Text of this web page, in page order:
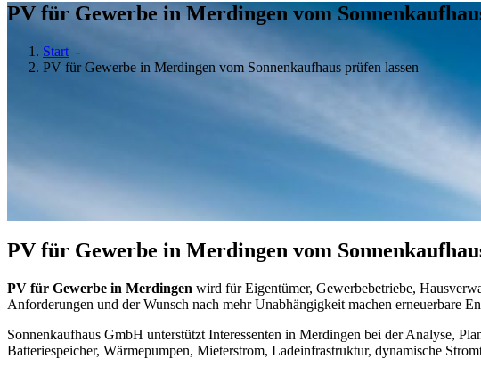
PV für Gewerbe in Merdingen vom
Start -
PV für Gewerbe in Merdingen vom Sonnenkaufhaus prüfen lassen
PV für Gewerbe in Merdingen vom
PV für Gewerbe in Merdingen wird für Eigentümer, Gewerbebetriebe,
Anforderungen und der Wunsch nach mehr Unabhängigkeit machen erneuerbare
Sonnenkaufhaus GmbH unterstützt Interessenten in Merdingen bei der Analyse,
Batteriespeicher, Wärmepumpen, Mieterstrom, Ladeinfrastruktur, dynamische